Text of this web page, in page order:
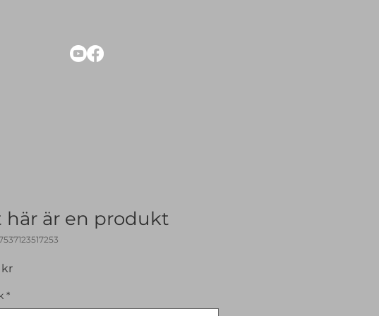
här är en produkt
krPris
*